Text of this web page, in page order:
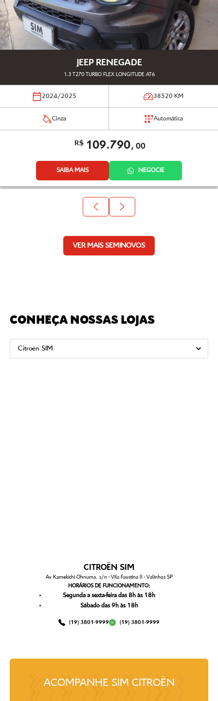
JEEP RENEGADE
1.3 T270 TURBO FLEX LONGITUDE AT6
2024/2025 38520 KM
Cinza Automática
R$109.790, 00
SAIBA MAIS NEGOCIE
VER MAIS SEMINOVOS
CONHEÇA NOSSAS LOJAS
CITROËN SIM
Av Kamekichi Ohnuma, s/n - Vila Faustina II - Valinhos SP
HORÁRIOS DE FUNCIONAMENTO:
Segunda a sexta-feira das 8h às 18h
Sábado das 9h às 18h
(19) 3801-9999 (19) 3801-9999
ACOMPANHE SIM CITROËN